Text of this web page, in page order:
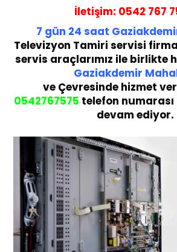
İletişim: 0542 767
7 gün 24 saat
Televizyon Tamiri servisi
servis araçlarımız ile birlikte
Gaziakdemir
ve Çevresinde hizmet
0542767575 telefon
devam ediyor.